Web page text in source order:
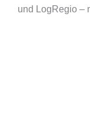
und LogRegio –